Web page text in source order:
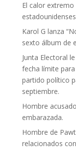
El calor
Karol G lanza
sexto álbum de
Junta Electoral
fecha límite
partido político
septiembre.
Hombre
embarazada.
Hombre de
relacionados